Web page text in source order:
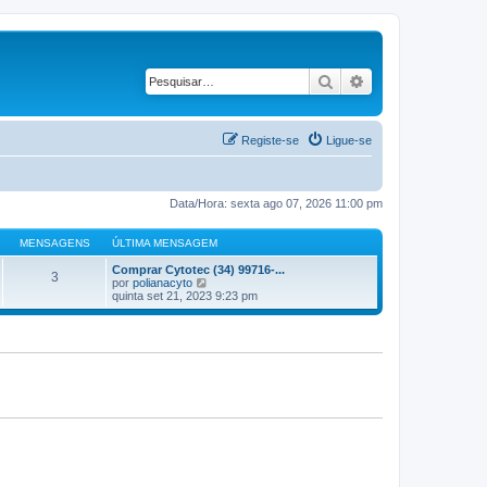
Pesquisar
Ligue-se
Registe-se
Data/Hora: sexta ago 07, 2026 11:00 pm
MENSAGENS ÚLTIMA MENSAGEM
3
Comprar Cytotec (34) 99716-...
por polianacyto
e
j
quinta set 21, 2023 9:23 pm